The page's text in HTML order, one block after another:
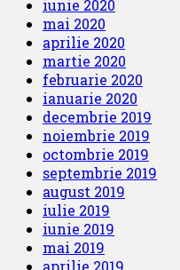
iunie 2020
mai 2020
aprilie 2020
martie 2020
februarie 2020
ianuarie 2020
decembrie 2019
noiembrie 2019
octombrie 2019
septembrie 2019
august 2019
iulie 2019
iunie 2019
mai 2019
aprilie 2019